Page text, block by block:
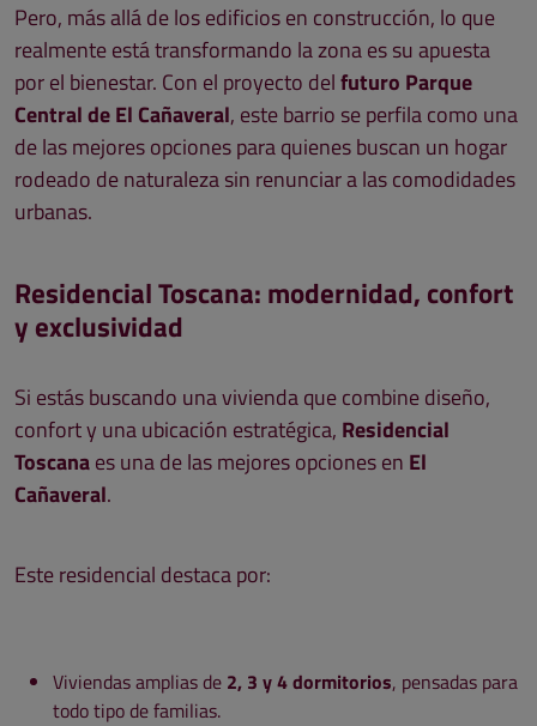
Pero, más allá de los edificios en construcción, lo que
realmente está transformando la zona es su apuesta
por el bienestar. Con el proyecto delfuturo Parque
Central de El Cañaveral, este barrio se perfila como una
de las mejores opciones para quienes buscan un hogar
rodeado de naturaleza sin renunciar a las comodidades
urbanas.
Residencial Toscana: modernidad, confort
y exclusividad
Si estás buscando una vivienda que combine diseño,
confort y una ubicación estratégica, Residencial
Toscanaes una de las mejores opciones en El
Cañaveral.
Este residencial destaca por:
Viviendas amplias de 2, 3 y 4 dormitorios, pensadas para
todo tipo de familias.